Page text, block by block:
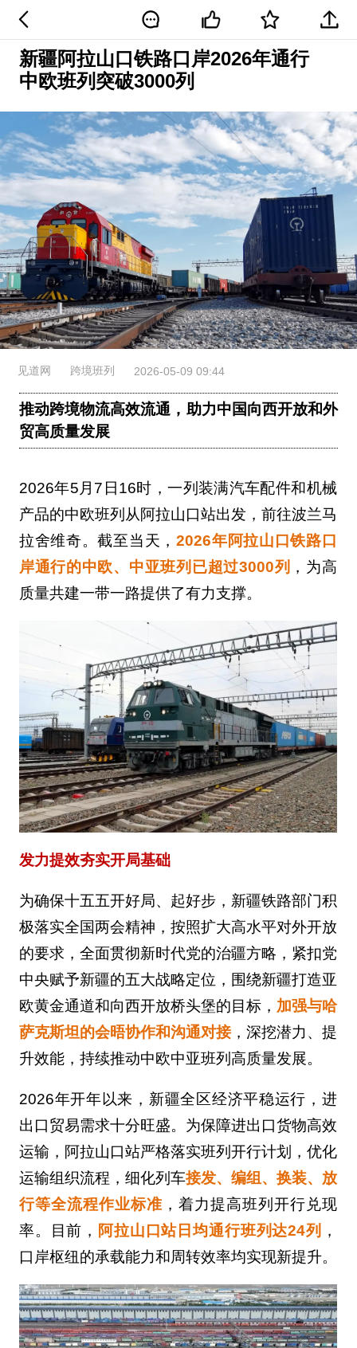
新疆阿拉山口铁路口岸2026年通行
中欧班列突破3000列
见道网 跨境班列 2026-05-09 09:44
推动跨境物流高效流通，助力中国向西开放和外
贸高质量发展
2026年5月7日16时，一列装满汽车配件和机械
产品的中欧班列从阿拉山口站出发，前往波兰马
拉舍维奇。截至当天，2026年阿拉山口铁路口
岸通行的中欧、中亚班列已超过3000列 ，为高
质量共建一带一路提供了有力支撑。
发力提效夯实开局基础
为确保十五五开好局、起好步，新疆铁路部门积
极落实全国两会精神，按照扩大高水平对外开放
的要求，全面贯彻新时代党的治疆方略，紧扣党
中央赋予新疆的五大战略定位，围绕新疆打造亚
欧黄金通道和向西开放桥头堡的目标， 加强与哈
萨克斯坦的会晤协作和沟通对接，深挖潜力、提
升效能，持续推动中欧中亚班列高质量发展。
2026年开年以来，新疆全区经济平稳运行，进
出口贸易需求十分旺盛。为保障进出口货物高效
运输，阿拉山口站严格落实班列开行计划，优化
运输组织流程，细化列车接发、编组、换装、放
行等全流程作业标准 ，着力提高班列开行兑现
率。目前， 阿拉山口站日均通行班列达24列
，
口岸枢纽的承载能力和周转效率均实现新提升。